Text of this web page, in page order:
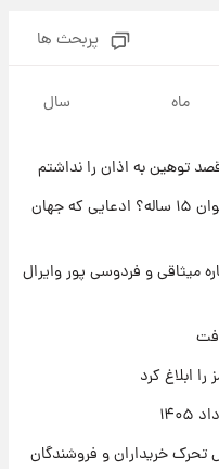
فردا
پربحث ها
ماه سال
توهین به اذان را نداشتم
راز طول عمر انسان در دستان یک نوجوان ۱۵ ساله؟ ادعایی که جهان
میثاقی و فردوسی پور وایرال
تحرک خریداران و فروشندگان